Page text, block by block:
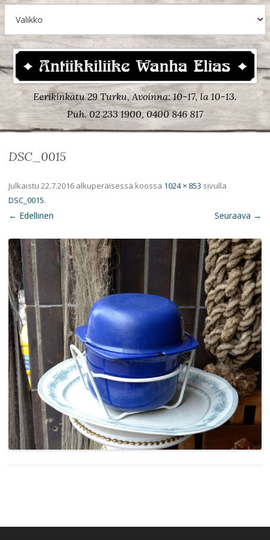
Eerikinkatu 29 Turku, Avoinna: 10-17, la 10-13.
Puh. 02 233 1900, 0400 846 817
DSC_0015
Julkaistu 22.7.2016 alkuperäisessä koossa 1024 × 853 sivulla
DSC_0015.
← Edellinen Seuraava →